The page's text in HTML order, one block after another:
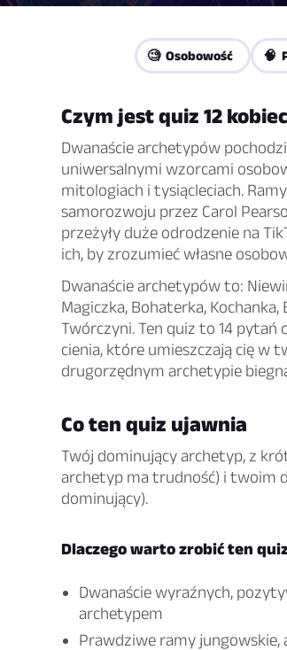
🧐 Osobowość 🧠
Czym jest quiz 12
Dwanaście archetypów
uniwersalnymi wzorcami
mitologiach i tysiącleciach.
samorozwoju przez Carol
przeżyły duże odrodzenie na
ich, by zrozumieć własne
Dwanaście archetypów to:
Magiczka, Bohaterka, Kochanka,
Twórczyni. Ten quiz to 14
cienia, które umieszczają cię
drugorzędnym archetypie
Co ten quiz ujawnia
Twój dominujący archetyp, z
archetyp ma trudność) i twoim
dominujący).
Dlaczego warto zrobić ten
Dwanaście wyraźnych,
archetypem
Prawdziwe ramy